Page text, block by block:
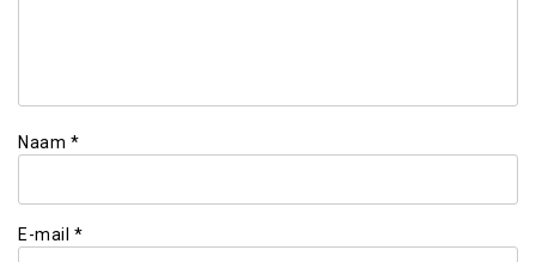
Naam *
E-mail *